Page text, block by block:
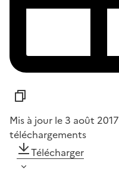
Mis à jour le 3 août 2017
téléchargements
Télécharger